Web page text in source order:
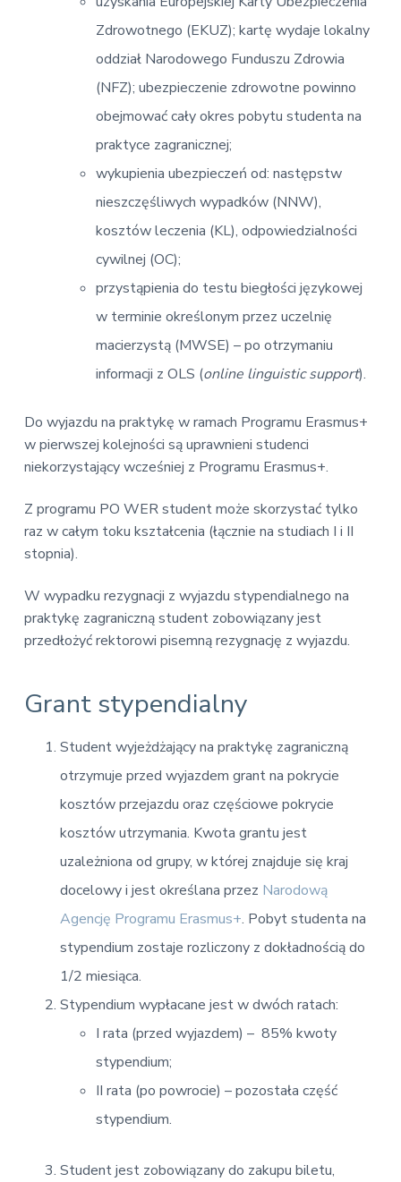
Zdrowotnego (EKUZ); kartę wydaje lokalny
oddział Narodowego Funduszu Zdrowia
(NFZ); ubezpieczenie zdrowotne powinno
obejmować cały okres pobytu studenta na
praktyce zagranicznej;
wykupienia ubezpieczeń od: następstw
nieszczęśliwych wypadków (NNW),
kosztów leczenia (KL), odpowiedzialności
cywilnej (OC);
przystąpienia do testu biegłości językowej
w terminie określonym przez uczelnię
macierzystą (MWSE) – po otrzymaniu
informacji z OLS (online linguistic support).
Do wyjazdu na praktykę w ramach Programu Erasmus+
w pierwszej kolejności są uprawnieni studenci
niekorzystający wcześniej z Programu Erasmus+.
Z programu PO WER student może skorzystać tylko
raz w całym toku kształcenia (łącznie na studiach I i II
stopnia).
W wypadku rezygnacji z wyjazdu stypendialnego na
praktykę zagraniczną student zobowiązany jest
przedłożyć rektorowi pisemną rezygnację z wyjazdu.
Grant stypendialny
Student wyjeżdżający na praktykę zagraniczną
otrzymuje przed wyjazdem grant na pokrycie
kosztów przejazdu oraz częściowe pokrycie
kosztów utrzymania. Kwota grantu jest
uzależniona od grupy, w której znajduje się kraj
docelowy i jest określana przez Narodową
Agencję Programu Erasmus+. Pobyt studenta na
stypendium zostaje rozliczony z dokładnością do
1/2 miesiąca.
Stypendium wypłacane jest w dwóch ratach:
I rata (przed wyjazdem) – 85% kwoty
stypendium;
II rata (po powrocie) – pozostała część
stypendium.
Student jest zobowiązany do zakupu biletu,